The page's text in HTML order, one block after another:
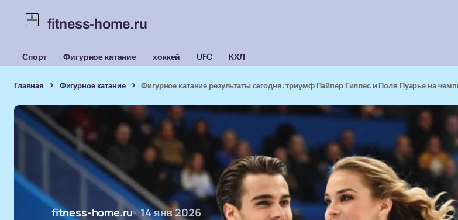
fitness-home.ru
Спорт Фигурное катание хоккей UFC КХЛ
Главная Фигурное катание Фигурное катание результаты сегодня: триумф Пайпер Гиллес и Поля Пуарье на
fitness-home.ru 14 янв 2026